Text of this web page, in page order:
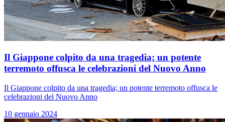
Il Giappone colpito da una tragedia; un potente
terremoto offusca le celebrazioni del Nuovo Anno
Il Giappone colpito da una tragedia; un potente terremoto offusca le
celebrazioni del Nuovo Anno
10 gennaio 2024